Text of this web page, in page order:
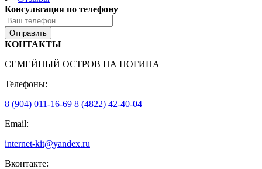
Консультация по телефону
Отправить
КОНТАКТЫ
СЕМЕЙНЫЙ ОСТРОВ НА НОГИНА
Телефоны:
8 (904) 011-16-69 8 (4822) 42-40-04
Email:
internet-kit@yandex.ru
Вконтакте: